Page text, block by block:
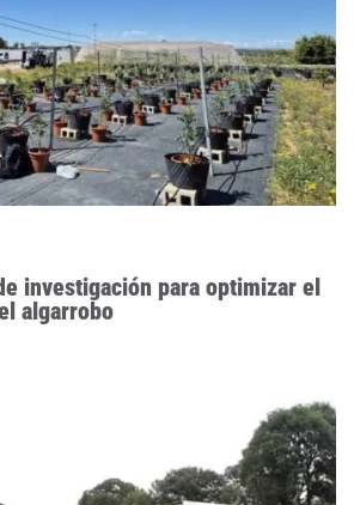
investigación para optimizar el
algarrobo